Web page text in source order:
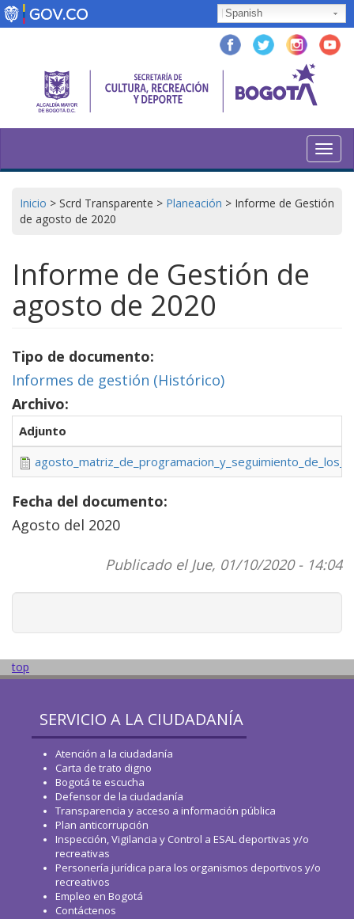
Pasar
al
Spanish
Inicio > Scrd Transparente > Planeación > Informe de Gestión
de agosto de 2020
Informe de Gestión de
agosto de 2020
Tipo de documento:
Informes de gestión (Histórico)
Archivo:
Adjunto
Fecha del documento:
Agosto del 2020
Publicado el Jue, 01/10/2020 - 14:04
top
SERVICIO A LA CIUDADANÍA
Atención a la ciudadanía
Carta de trato digno
Bogotá te escucha
Defensor de la ciudadanía
Transparencia y acceso a información pública
Plan anticorrupción
Inspección, Vigilancia y Control a ESAL deportivas y/o
recreativas
Personería jurídica para los organismos deportivos y/o
recreativos
Empleo en Bogotá
Contáctenos